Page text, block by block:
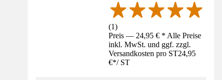
(1)
Preis — 24,95 € * Alle Preise
inkl. MwSt. und ggf. zzgl.
Versandkosten pro ST24,95
€*/ ST